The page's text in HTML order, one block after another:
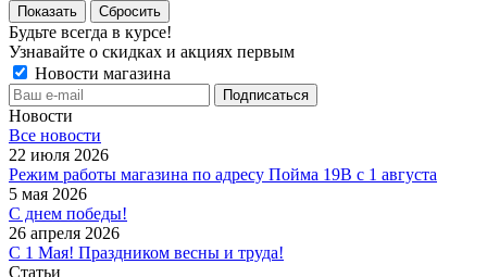
Показать Сбросить
Будьте всегда в курсе!
Узнавайте о скидках и акциях первым
Новости магазина
Новости
Все новости
22 июля 2026
Режим работы магазина по адресу Пойма 19В с 1 августа
5 мая 2026
С днем победы!
26 апреля 2026
С 1 Мая! Праздником весны и труда!
Статьи